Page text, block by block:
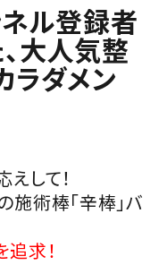
ル登録者
大人気整
ラダメン
して！
術棒「辛棒」バ
求！